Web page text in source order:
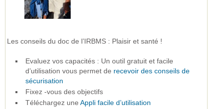
Les conseils du doc de l’IRBMS : Plaisir et santé !
Evaluez vos capacités : Un outil gratuit et facile
d’utilisation vous permet de recevoir des conseils de
sécurisation
Fixez -vous des objectifs
Téléchargez uneAppli facile d’utilisation